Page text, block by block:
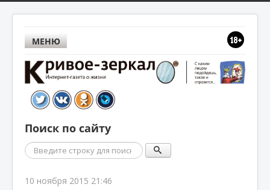
МЕНЮ
Поиск по сайту
Поиск
10 ноября 2015 21:46